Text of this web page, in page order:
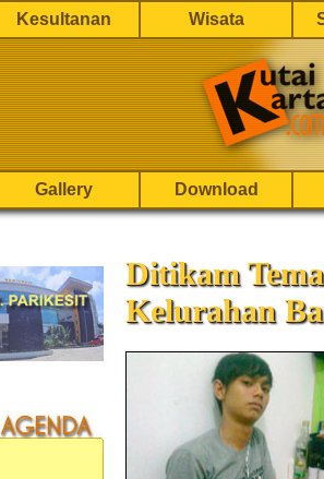
Kesultanan Wisata
Gallery Download
Ditikam
Kelurahan